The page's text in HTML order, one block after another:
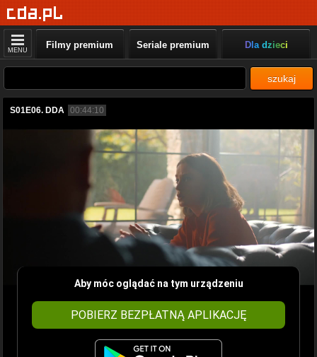
MENU Filmy premium Seriale premium Dla dzieci
szukaj
S01E06. DDA 00:44:10
Aby móc oglądać na tym urządzeniu
POBIERZ BEZPŁATNĄ APLIKACJĘ